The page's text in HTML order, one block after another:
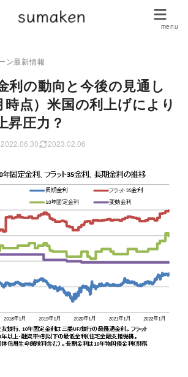
ン最新情報
利の動向と今後の見通し
時点）米国の利上げにより
昇圧力？
2022.06.30 2023.02.06